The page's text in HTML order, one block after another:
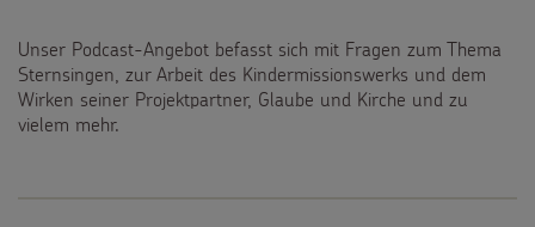
Tipps und Anregungen
Hintergründe und Empfehlungen
Umwelt
Bildung
Für Schulen
Für die Kita
SPENDEN
Pate werden
FÜR KINDER
Unser Podcast-Angebot befasst sich mit Fragen zum Thema
Sternsingen, zur Arbeit des Kindermissionswerks und dem
Wirken seiner Projektpartner, Glaube und Kirche und zu
vielem mehr.